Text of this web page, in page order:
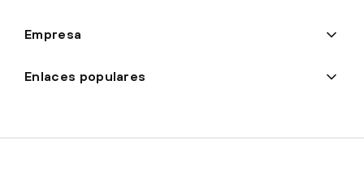
Empresa
Enlaces populares